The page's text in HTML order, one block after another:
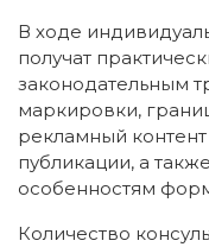
В ходе
получат
законодательным
маркировки,
рекламный
публикации, а
особенностям
Количество